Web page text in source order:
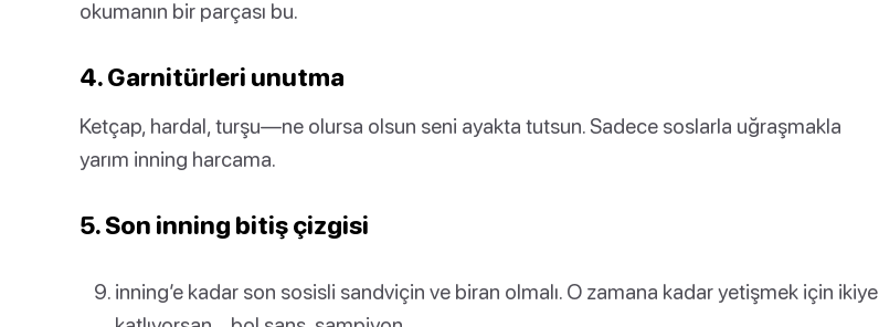
okumanın bir parçası bu.
4. Garnitürleri unutma
Ketçap, hardal, turşu—ne olursa olsun seni ayakta tutsun. Sadece soslarla uğraşmakla
yarım inning harcama.
5. Son inning bitiş çizgisi
inning’e kadar son sosisli sandviçin ve biran olmalı. O zamana kadar yetişmek için ikiye